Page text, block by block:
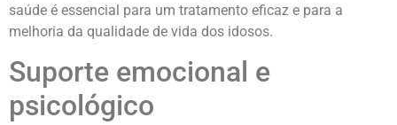
saúde é essencial para um tratamento eficaz e para a
melhoria da qualidade de vida dos idosos.
Suporte emocional e
psicológico